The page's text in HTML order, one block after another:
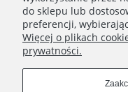
do sklepu lub
preferencji,
Więcej o plikach
prywatności.